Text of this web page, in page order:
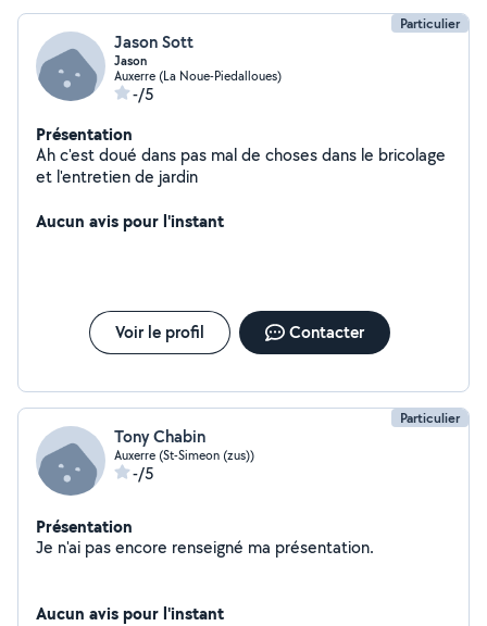
Particulier
Jason Sott
Jason
Auxerre (La Noue-Piedalloues)
-/5
Présentation
Ah c'est doué dans pas mal de choses dans le bricolage
et l'entretien de jardin
Aucun avis pour l'instant
Voir le profil Contacter
Particulier
Tony Chabin
Auxerre (St-Simeon (zus))
-/5
Présentation
Je n'ai pas encore renseigné ma présentation.
Aucun avis pour l'instant